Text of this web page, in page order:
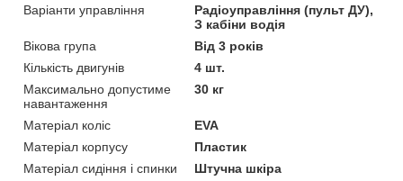
Варіанти управління
Радіоуправління (пульт ДУ),
З кабіни водія
Вікова група
Від 3 років
Кількість двигунів
4 шт.
Максимально допустиме
навантаження
30 кг
Матеріал коліс
EVA
Матеріал корпусу
Пластик
Матеріал сидіння і спинки
Штучна шкіра